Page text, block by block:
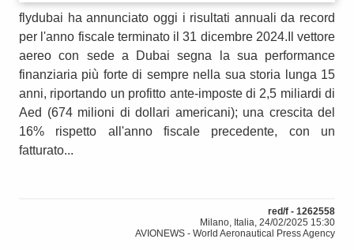
flydubai ha annunciato oggi i risultati annuali da record
per l'anno fiscale terminato il 31 dicembre 2024.Il vettore
aereo con sede a Dubai segna la sua performance
finanziaria più forte di sempre nella sua storia lunga 15
anni, riportando un profitto ante-imposte di 2,5 miliardi di
Aed (674 milioni di dollari americani); una crescita del
16% rispetto all'anno fiscale precedente, con un
fatturato...
red/f - 1262558
Milano, Italia, 24/02/2025 15:30
AVIONEWS - World Aeronautical Press Agency